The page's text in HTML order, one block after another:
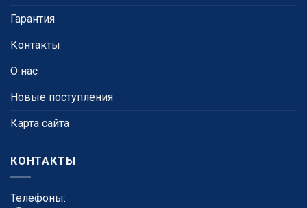
Гарантия
Контакты
О нас
Новые поступления
Карта сайта
КОНТАКТЫ
Телефоны: